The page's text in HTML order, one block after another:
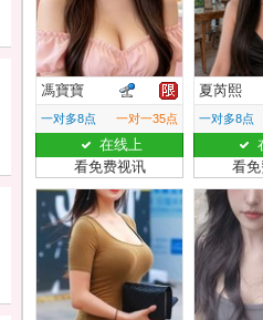
馮寶寶
一对多8点 一对一35点
在线上
看免费视讯
夏芮熙
一对多8点
看